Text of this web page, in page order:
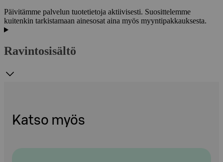
Päivitämme palvelun tuotetietoja aktiivisesti. Suosittelemme
kuitenkin tarkistamaan ainesosat aina myös myyntipakkauksesta.
Ravintosisältö
Katso myös